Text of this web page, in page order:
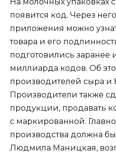
появится код. Через
приложения можно
товара и его
подготовились
миллиарда кодов. Об
производителей сыра и
Производители также
продукции, продавать
с маркированной.
производства должна
Людмила Маницкая,